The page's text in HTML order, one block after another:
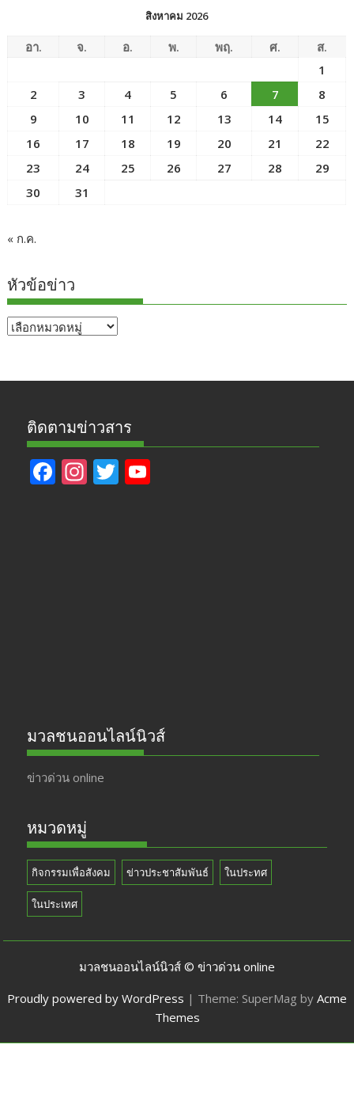
สิงหาคม 2026
อา. จ. อ. พ. พฤ. ศ.
ส.
1
2
3 4 5 6 7
8
9
10 11 12 13 14
15
16
17 18 19 20 21
22
23
24 25 26 27 28
29
30
31
« ก.ค.
หัวข้อข่าว
หัวข้อ
ติดตามข่าวสาร
F In T
มวลชนออนไลน์นิวส์
ข่าวด่วน online
หมวดหมู่
กิจกรรมเพื่อสังคม ข่าวประชาสัมพันธ์ ในประทศ
ในประเทศ
มวลชนออนไลน์นิวส์ © ข่าวด่วน online
Proudly powered by WordPress | Theme: SuperMag by Acme
Themes